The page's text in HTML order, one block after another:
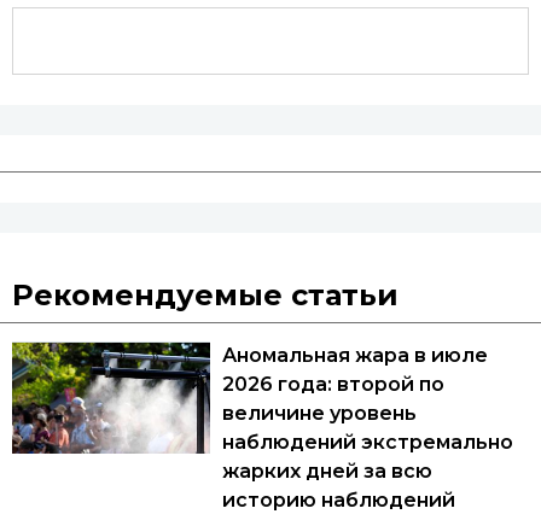
Рекомендуемые статьи
Аномальная жара в июле
2026 года: второй по
величине уровень
наблюдений экстремально
жарких дней за всю
историю наблюдений